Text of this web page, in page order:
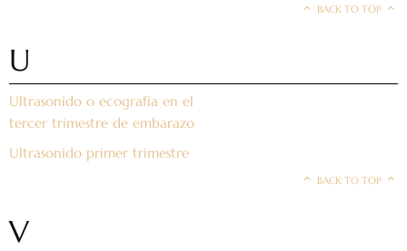
BACK TO TOP
U
Ultrasonido o ecografía en el
tercer trimestre de embarazo
Ultrasonido primer trimestre
BACK TO TOP
V